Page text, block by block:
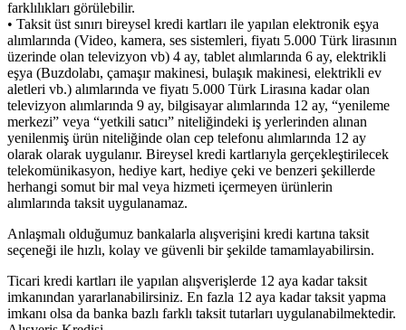
farklılıkları görülebilir.
• Taksit üst sınırı bireysel kredi kartları ile yapılan elektronik eşya
alımlarında (Video, kamera, ses sistemleri, fiyatı 5.000 Türk lirasının
üzerinde olan televizyon vb) 4 ay, tablet alımlarında 6 ay, elektrikli
eşya (Buzdolabı, çamaşır makinesi, bulaşık makinesi, elektrikli ev
aletleri vb.) alımlarında ve fiyatı 5.000 Türk Lirasına kadar olan
televizyon alımlarında 9 ay, bilgisayar alımlarında 12 ay, “yenileme
merkezi” veya “yetkili satıcı” niteliğindeki iş yerlerinden alınan
yenilenmiş ürün niteliğinde olan cep telefonu alımlarında 12 ay
olarak olarak uygulanır. Bireysel kredi kartlarıyla gerçekleştirilecek
telekomünikasyon, hediye kart, hediye çeki ve benzeri şekillerde
herhangi somut bir mal veya hizmeti içermeyen ürünlerin
alımlarında taksit uygulanamaz.
Anlaşmalı olduğumuz bankalarla alışverişini kredi kartına taksit
seçeneği ile hızlı, kolay ve güvenli bir şekilde tamamlayabilirsin.
Ticari kredi kartları ile yapılan alışverişlerde 12 aya kadar taksit
imkanından yararlanabilirsiniz. En fazla 12 aya kadar taksit yapma
imkanı olsa da banka bazlı farklı taksit tutarları uygulanabilmektedir.